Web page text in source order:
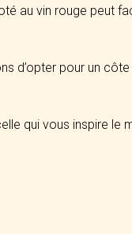
au vin rouge peut
d’opter pour un
qui vous inspire